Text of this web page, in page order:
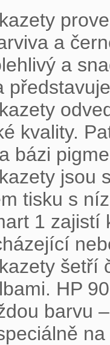
a
a
kvality.
bázi
jsou
tisku s
1
HP
barvu